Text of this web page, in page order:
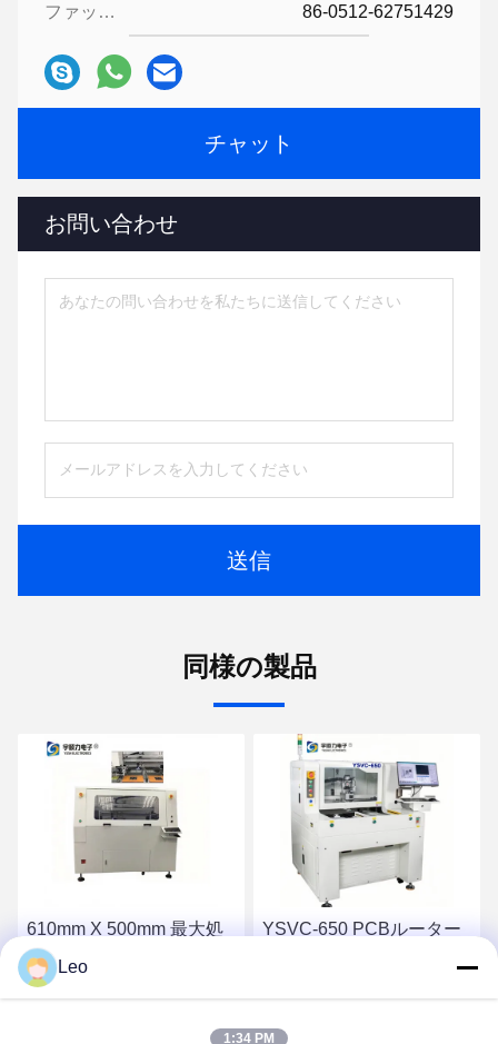
ファックス: 86-0512-62751429
チャット
お問い合わせ
送信
同様の製品
610mm X 500mm 最大処
理フォーマット、355nm
UVレーザー波長の高効率
最高の価格を入手
YSVC-650 PCBルーター
ト、および高速X-Yロボッ
Leo
1:34 PM